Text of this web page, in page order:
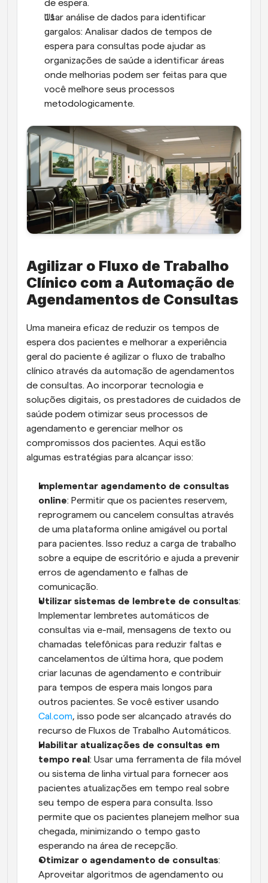
de espera.
Usar análise de dados para identificar
gargalos: Analisar dados de tempos de
espera para consultas pode ajudar as
organizações de saúde a identificar áreas
onde melhorias podem ser feitas para que
você melhore seus processos
metodologicamente.
Agilizar o Fluxo de Trabalho
Clínico com a Automação de
Agendamentos de Consultas
Uma maneira eficaz de reduzir os tempos de
espera dos pacientes e melhorar a experiência
geral do paciente é agilizar o fluxo de trabalho
clínico através da automação de agendamentos
de consultas. Ao incorporar tecnologia e
soluções digitais, os prestadores de cuidados de
saúde podem otimizar seus processos de
agendamento e gerenciar melhor os
compromissos dos pacientes. Aqui estão
algumas estratégias para alcançar isso:
Implementar agendamento de consultas
online: Permitir que os pacientes reservem,
reprogramem ou cancelem consultas através
de uma plataforma online amigável ou portal
para pacientes. Isso reduz a carga de trabalho
sobre a equipe de escritório e ajuda a prevenir
erros de agendamento e falhas de
comunicação.
Utilizar sistemas de lembrete de consultas:
Implementar lembretes automáticos de
consultas via e-mail, mensagens de texto ou
chamadas telefônicas para reduzir faltas e
cancelamentos de última hora, que podem
criar lacunas de agendamento e contribuir
para tempos de espera mais longos para
Cal.com, isso pode ser alcançado através do
recurso de Fluxos de Trabalho Automáticos.
Habilitar atualizações de consultas em
tempo real : Usar uma ferramenta de fila móvel
ou sistema de linha virtual para fornecer aos
pacientes atualizações em tempo real sobre
seu tempo de espera para consulta. Isso
permite que os pacientes planejem melhor sua
chegada, minimizando o tempo gasto
esperando na área de recepção.
Otimizar o agendamento de consultas:
Aproveitar algoritmos de agendamento ou